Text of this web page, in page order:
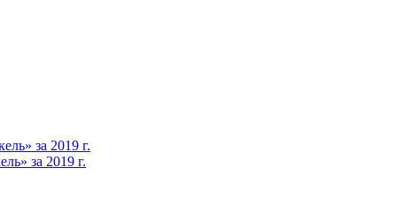
за 2019 г.
за 2019 г.